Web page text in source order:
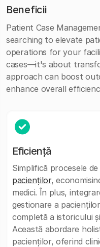
Beneficii
Patient Case
searching to elevate
operations for your
cases—it's about
approach can boost
enhance overall
Eficiență
Simplifică procesele
pacienților,
medici. În plus,
gestionare a
completă a istoricului
Această abordare
pacienților, oferind